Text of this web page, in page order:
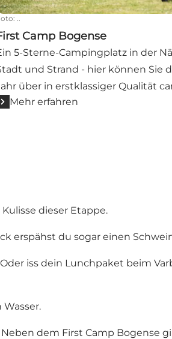
:
Camp Bogense
5-Sterne-Campingplatz in der
und Strand - hier können Sie
über in erstklassiger Qualität
Mehr erfahren
dieser Etappe.
erspähst du sogar einen
iss dein Lunchpaket beim
dem First Camp Bogense